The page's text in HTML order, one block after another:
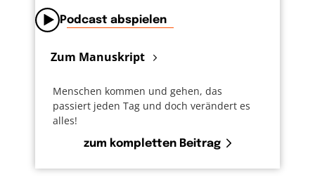
Podcast abspielen
Zum Manuskript
Menschen kommen und gehen, das
passiert jeden Tag und doch verändert es
alles!
zum kompletten Beitrag